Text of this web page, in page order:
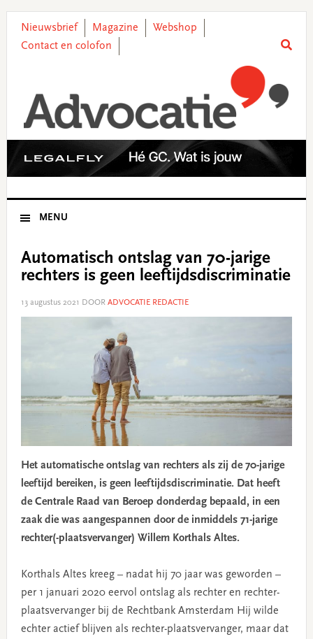
primary
main
primary
footer
Nieuwsbrief Magazine
Webshop
Contact en colofon
MENU
Automatisch ontslag van 70-jarige
rechters is geen leeftijdsdiscriminatie
13 augustus 2021 DOOR ADVOCATIE REDACTIE
Het automatische ontslag van rechters als zij de 70-jarige
leeftijd bereiken, is geen leeftijdsdiscriminatie. Dat heeft
de Centrale Raad van Beroep donderdag bepaald, in een
zaak die was aangespannen door de inmiddels 71-jarige
rechter(-plaatsvervanger) Willem Korthals Altes.
Korthals Altes kreeg – nadat hij 70 jaar was geworden –
per 1 januari 2020 eervol ontslag als rechter en rechter-
plaatsvervanger bij de Rechtbank Amsterdam Hij wilde
echter actief blijven als rechter-plaatsvervanger, maar dat